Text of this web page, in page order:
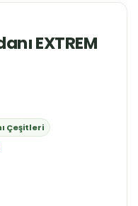
EXTREM
Çeşitleri